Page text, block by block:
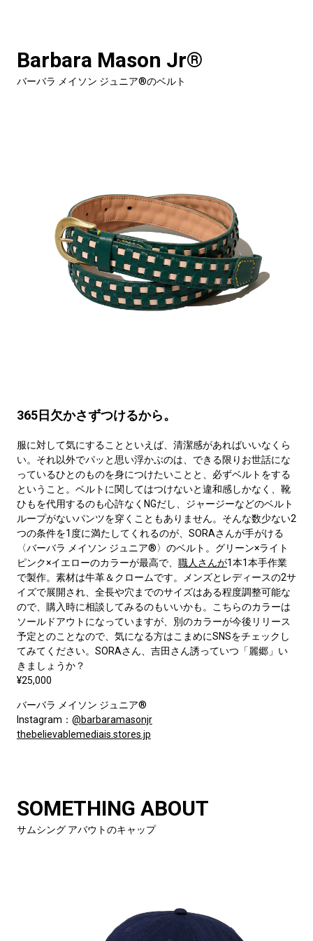
Barbara Mason Jr®️
バーバラ メイソン ジュニア®️のベルト
365日欠かさずつけるから。
服に対して気にすることといえば、清潔感があればいいなくら
い。それ以外でパッと思い浮かぶのは、できる限りお世話にな
っているひとのものを身につけたいことと、必ずベルトをする
ということ。ベルトに関してはつけないと違和感しかなく、靴
ひもを代用するのも心許なくNGだし、ジャージーなどのベルト
ループがないパンツを穿くこともありません。そんな数少ない2
つの条件を1度に満たしてくれるのが、SORAさんが手がける
〈バーバラ メイソン ジュニア®️〉のベルト。グリーン×ライト
ピンク×イエローのカラーが最高で、 職人さんが1本1本手作業
で製作。素材は牛革＆クロームです。メンズとレディースの2サ
イズで展開され、全長や穴までのサイズはある程度調整可能な
ので、購入時に相談してみるのもいいかも。こちらのカラーは
ソールドアウトになっていますが、別のカラーが今後リリース
予定とのことなので、気になる方はこまめにSNSをチェックし
てみてください。SORAさん、吉田さん誘っていつ「麗郷」い
きましょうか？
¥25,000
バーバラ メイソン ジュニア®️
Instagram： @barbaramasonjr
thebelievablemediais.stores.jp
SOMETHING ABOUT
サムシング アバウトのキャップ